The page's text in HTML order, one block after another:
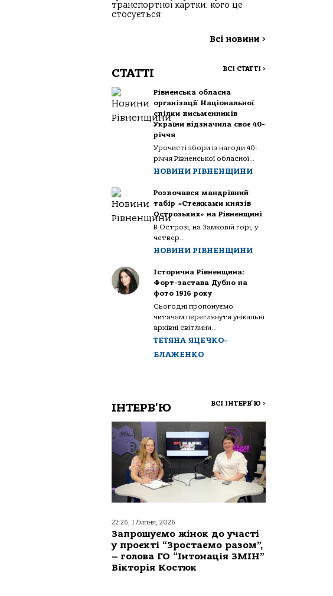
транспортної картки: кого це
стосується
Всі новини >
СТАТТІ ВСІ СТАТТІ >
Рівненська обласна
організації Національної
спілки письменників
України відзначила своє 40-
річчя
Урочисті збори із нагоди 40-
річчя Рівненської обласної...
НОВИНИ РІВНЕНЩИНИ
Розпочався мандрівний
табір «Стежками князів
Острозьких» на Рівненщині
В Острозі, на Замковій горі, у
четвер...
НОВИНИ РІВНЕНЩИНИ
Історична Рівненщина:
Форт-застава Дубно на
фото 1916 року
Сьогодні пропонуємо
читачам переглянути унікальні
архівні світлини...
ТЕТЯНА ЯЦЕЧКО-
БЛАЖЕНКО
ІНТЕРВ'Ю ВСІ ІНТЕРВ'Ю >
22:26, 1 Липня, 2026
Запрошуємо жінок до участі
у проєкті “Зростаємо разом”,
– голова ГО “Інтонація ЗМІН”
Вікторія Костюк